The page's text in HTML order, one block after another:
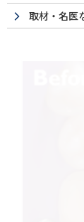
取材・名医